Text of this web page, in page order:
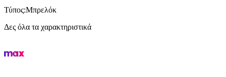
Τύπος:Μπρελόκ
Δες όλα τα χαρακτηριστικά